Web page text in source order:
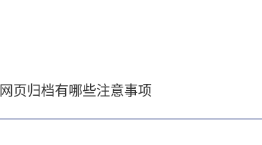
网页归档有哪些注意事项